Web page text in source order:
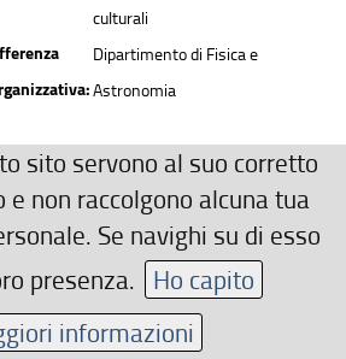
culturali
Dipartimento di Fisica e
Astronomia
sito servono al suo corretto
non raccolgono alcuna tua
Se navighi su di esso
presenza. Ho capito
informazioni